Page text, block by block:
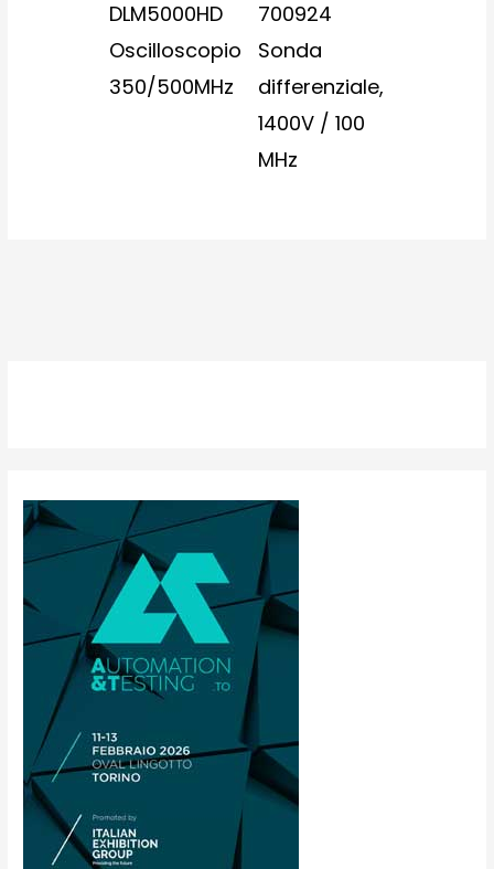
DLM5000HD
Oscilloscopio
350/500MHz
700924
Sonda
differenziale,
1400V / 100
MHz